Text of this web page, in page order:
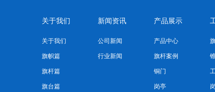
关于我们
关于我们
旗帜篇
旗杆篇
旗台篇
新闻资讯
公司新闻
行业新闻
产品展示
产品中心
旗杆案例
铜门
岗亭